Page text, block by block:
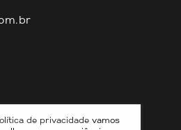
redes
de privacidade vamos